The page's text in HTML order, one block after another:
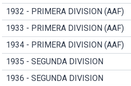
1932 - PRIMERA DIVISION (AAF)
1933 - PRIMERA DIVISION (AAF)
1934 - PRIMERA DIVISION (AAF)
1935 - SEGUNDA DIVISION
1936 - SEGUNDA DIVISION